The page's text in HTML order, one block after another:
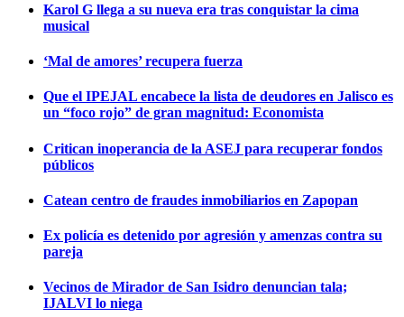
Karol G llega a su nueva era tras conquistar la cima
musical
‘Mal de amores’ recupera fuerza
Que el IPEJAL encabece la lista de deudores en Jalisco es
un “foco rojo” de gran magnitud: Economista
Critican inoperancia de la ASEJ para recuperar fondos
públicos
Catean centro de fraudes inmobiliarios en Zapopan
Ex policía es detenido por agresión y amenzas contra su
pareja
Vecinos de Mirador de San Isidro denuncian tala;
IJALVI lo niega